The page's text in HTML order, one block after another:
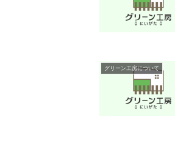
グリーン工房について